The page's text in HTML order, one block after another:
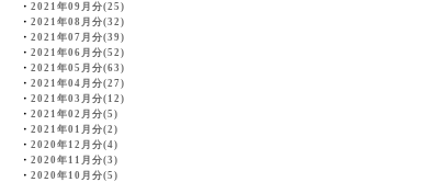
・ 2021年09月分(25)
・ 2021年08月分(32)
・ 2021年07月分(39)
・ 2021年06月分(52)
・ 2021年05月分(63)
・ 2021年04月分(27)
・ 2021年03月分(12)
・ 2021年02月分(5)
・ 2021年01月分(2)
・ 2020年12月分(4)
・ 2020年11月分(3)
・ 2020年10月分(5)